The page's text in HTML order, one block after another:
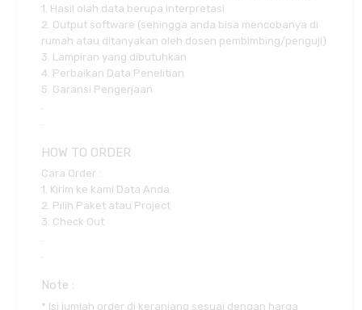
1. Hasil olah data berupa interpretasi
2. Output software (sehingga anda bisa mencobanya di
rumah atau ditanyakan oleh dosen pembimbing/penguji)
3. Lampiran yang dibutuhkan
4. Perbaikan Data Penelitian
5. Garansi Pengerjaan
HOW TO ORDER
Cara Order :
1. Kirim ke kami Data Anda.
2. Pilih Paket atau Project
3. Check Out
.
.
Note :
* Isi jumlah order di keranjang sesuai dengan harga